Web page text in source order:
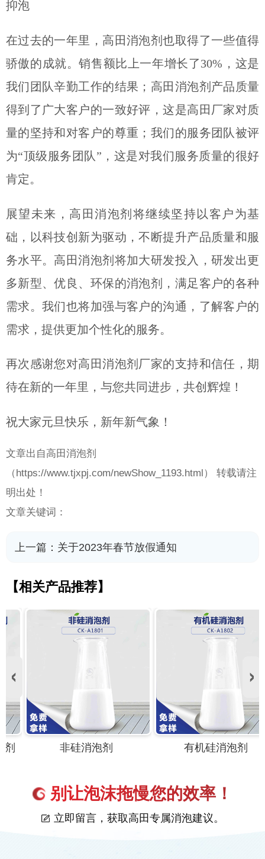
抑泡
在过去的一年里，高田消泡剂也取得了一些值得
骄傲的成就。销售额比上一年增长了30%，这是
我们团队辛勤工作的结果；高田消泡剂产品质量
得到了广大客户的一致好评，这是高田厂家对质
量的坚持和对客户的尊重；我们的服务团队被评
为“顶级服务团队”，这是对我们服务质量的很好
肯定。
展望未来，高田消泡剂将继续坚持以客户为基
础，以科技创新为驱动，不断提升产品质量和服
务水平。高田消泡剂将加大研发投入，研发出更
多新型、优良、环保的消泡剂，满足客户的各种
需求。我们也将加强与客户的沟通，了解客户的
需求，提供更加个性化的服务。
再次感谢您对高田消泡剂厂家的支持和信任，期
待在新的一年里，与您共同进步，共创辉煌！
祝大家元旦快乐，新年新气象！
文章出自高田消泡剂
（https://www.tjxpj.com/newShow_1193.html） 转载请注
明出处！
文章关键词：
上一篇： 关于2023年春节放假通知
【相关产品推荐】
非硅消泡剂 有机硅消泡剂
别让泡沫拖慢您的效率！
立即留言，获取高田专属消泡建议。